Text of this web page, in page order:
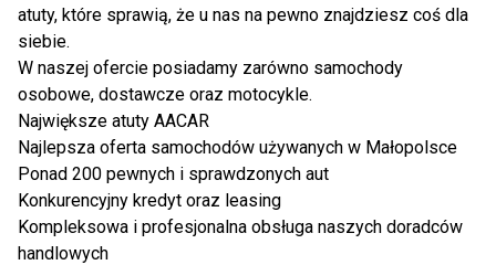
atuty, które sprawią, że u nas na pewno znajdziesz coś dla
siebie.
W naszej ofercie posiadamy zarówno samochody
osobowe, dostawcze oraz motocykle.
Największe atuty AACAR
Najlepsza oferta samochodów używanych w Małopolsce
Ponad 200 pewnych i sprawdzonych aut
Konkurencyjny kredyt oraz leasing
Kompleksowa i profesjonalna obsługa naszych doradców
handlowych